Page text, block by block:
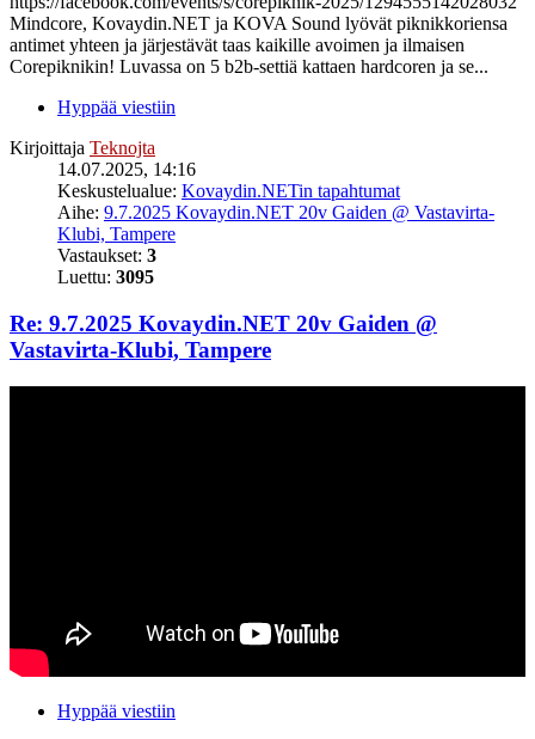
Mindcore, Kovaydin.NET ja KOVA Sound lyövät piknikkoriensa
antimet yhteen ja järjestävät taas kaikille avoimen ja ilmaisen
Corepiknikin! Luvassa on 5 b2b-settiä kattaen hardcoren ja se...
Hyppää viestiin
Kirjoittaja Teknojta
14.07.2025, 14:16
Keskustelualue: Kovaydin.NETin tapahtumat
Aihe: 9.7.2025 Kovaydin.NET 20v Gaiden @ Vastavirta-
Klubi, Tampere
Vastaukset: 3
Luettu: 3095
Re: 9.7.2025 Kovaydin.NET 20v Gaiden @
Vastavirta-Klubi, Tampere
Hyppää viestiin